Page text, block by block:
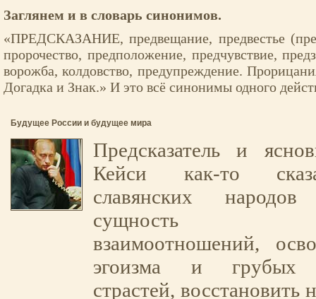
Заглянем и в словарь синонимов.
«ПРЕДСКАЗАНИЕ, предвещание, предвестье
пророчество, предположение, предчувствие,
ворожба, колдовство, предупреждение.
Догадка и Знак.» И это всё синонимы одного
Будущее России и будущее мира
Предсказатель и
Кейси как-то
славянских
сущность
взаимоотношений,
эгоизма и грубых
страстей, восстановить